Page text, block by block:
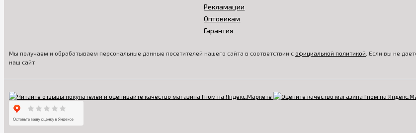
Рекламации
Оптовикам
Гарантия
Мы получаем и обрабатываем персональные данные посетителей нашего сайта в соответствии с официальной политикой . Если вы не
наш сайт